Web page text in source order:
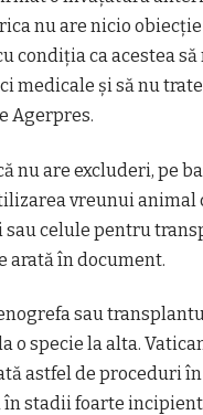
nu are nicio
condiţia ca acestea să
medicale şi să nu
Agerpres.
nu are excluderi, pe
vreunui animal
sau celule pentru
arată în document.
sau
o specie la alta.
astfel de proceduri în
în stadii foarte